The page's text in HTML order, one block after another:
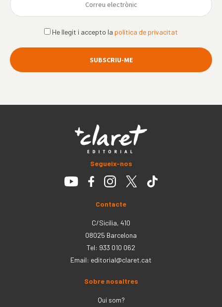
He llegit i accepto la política de privacitat
Segueix-nos
Contacte
C/Sicília, 410
08025 Barcelona
Tel: 933 010 062
Email: editorial@claret.cat
Sobre nosaltres
Qui som?